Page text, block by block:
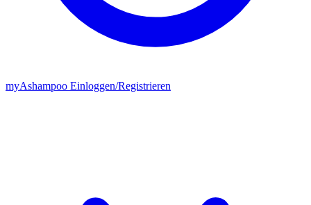
myAshampoo Einloggen/Registrieren